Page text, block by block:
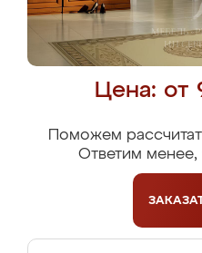
Цена: от
Поможем
Ответим менее,